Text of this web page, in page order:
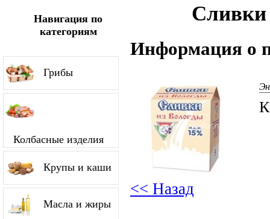
Навигация по
категориям
Грибы
Колбасные изделия
Крупы и каши
Масла и жиры
Информация о
<< Назад